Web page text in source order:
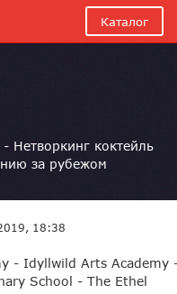
Каталог
Нетворкинг коктейль
за рубежом
18:38
- Idyllwild Arts Academy
School - The Ethel